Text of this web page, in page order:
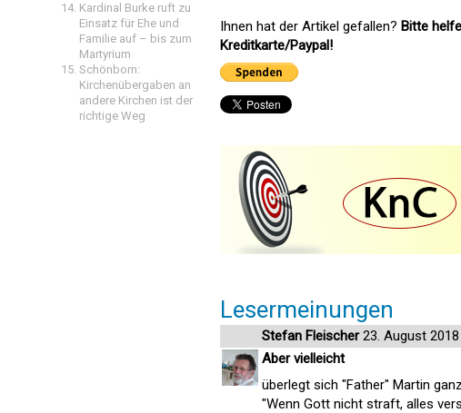
Kardinal Burke ruft zu
Einsatz für Ehe und
Familie auf – bis zum
Martyrium
Schönborn:
Kirchenübergaben an
andere Kirchen ist der
richtige Weg
Ihnen hat der Artikel gefallen? Bitte
Kreditkarte/Paypal!
Lesermeinungen
Stefan Fleischer23. August 2018
Aber vielleicht
überlegt sich "Father" Martin
"Wenn Gott nicht straft, alles